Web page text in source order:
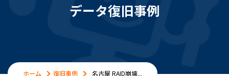
データ復旧事例
ホーム 復旧事例 名古屋 RAID崩壊...